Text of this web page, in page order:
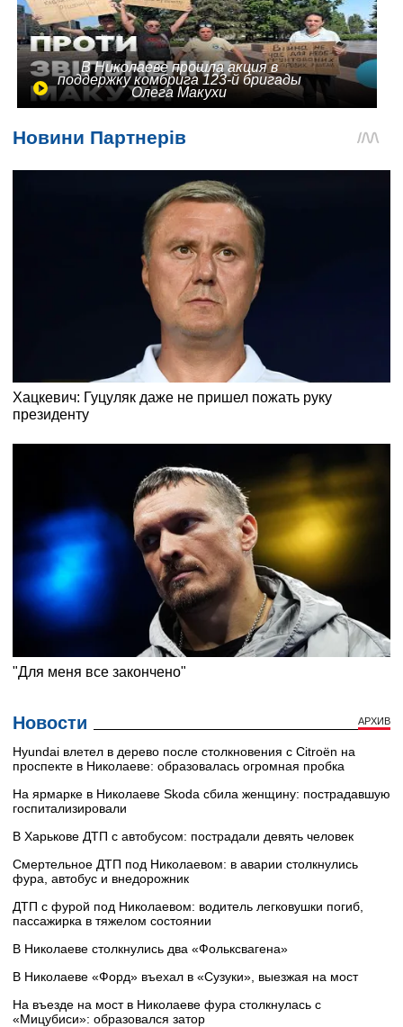
В Николаеве прошла акция в
поддержку комбрига 123-й бригады
Олега Макухи
Новости АРХИВ
Hyundai влетел в дерево после столкновения с Citroën на
проспекте в Николаеве: образовалась огромная пробка
На ярмарке в Николаеве Skoda сбила женщину: пострадавшую
госпитализировали
В Харькове ДТП с автобусом: пострадали девять человек
Смертельное ДТП под Николаевом: в аварии столкнулись
фура, автобус и внедорожник
ДТП с фурой под Николаевом: водитель легковушки погиб,
пассажирка в тяжелом состоянии
В Николаеве столкнулись два «Фольксвагена»
В Николаеве «Форд» въехал в «Сузуки», выезжая на мост
На въезде на мост в Николаеве фура столкнулась с
«Мицубиси»: образовался затор